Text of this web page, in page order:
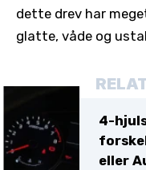
dette drev har
glatte, våde og
4-
eller